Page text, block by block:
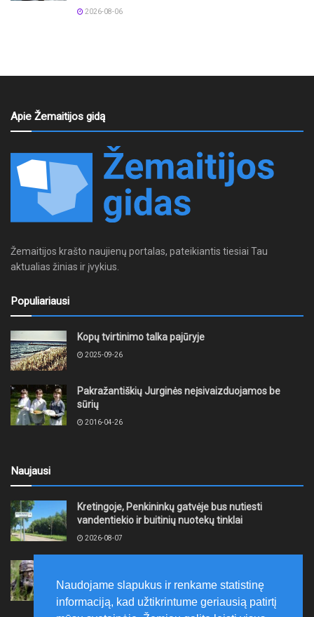
2026-08-06
Apie Žemaitijos gidą
Žemaitijos krašto naujienų portalas, pateikiantis tiesiai Tau
aktualias žinias ir įvykius.
Populiariausi
Kopų tvirtinimo talka pajūryje
2025-09-26
Pakražantiškių Jurginės neįsivaizduojamos be
sūrių
2016-04-26
Naujausi
Kretingoje, Penkininkų gatvėje bus nutiesti
vandentiekio ir buitinių nuotekų tinklai
2026-08-07
rinktinė vykdys karines pratybas
2026-08-07
Naudojame slapukus ir renkame statistinę
informaciją, kad užtikrintume geriausią patirtį